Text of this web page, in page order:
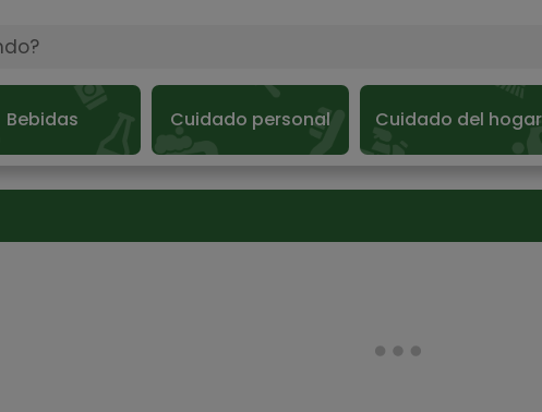
Bebidas Cuidado personal Cuidado del hogar